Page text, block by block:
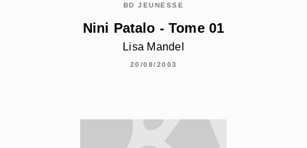
BD JEUNESSE
Nini Patalo - Tome 01
Lisa Mandel
20/08/2003